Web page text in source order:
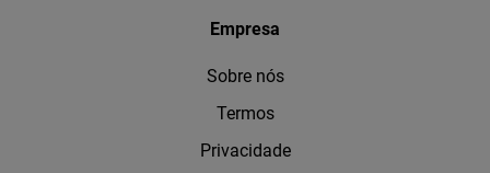
Empresa
Sobre nós
Termos
Privacidade